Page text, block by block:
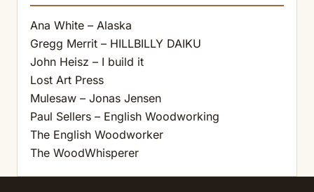
Ana White – Alaska
Gregg Merrit – HILLBILLY DAIKU
John Heisz – I build it
Lost Art Press
Mulesaw – Jonas Jensen
Paul Sellers – English Woodworking
The English Woodworker
The WoodWhisperer